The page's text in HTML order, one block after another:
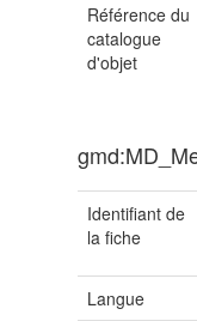
Référence du
catalogue
d'objet
Identifiant de
la fiche
Langue